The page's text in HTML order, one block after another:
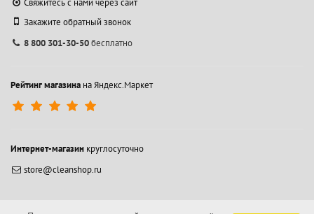
Свяжитесь с нами через сайт
Закажите обратный звонок
8 800 301-30-50бесплатно
Рейтинг магазина на Яндекс.Маркет
Интернет-магазин круглосуточно
store@cleanshop.ru